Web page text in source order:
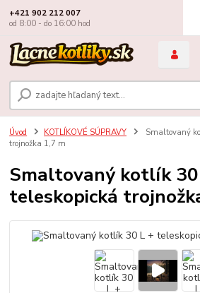
+421 902 212 007
od 8:00 - do 16:00 hod
Úvod KOTLÍKOVÉ SÚPRAVY
Smaltovaný
trojnožka 1,7 m
Smaltovaný kotlík
teleskopická